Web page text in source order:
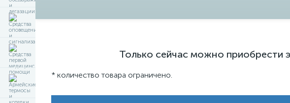
Только сейчас можно приобрести
* количество товара ограничено.